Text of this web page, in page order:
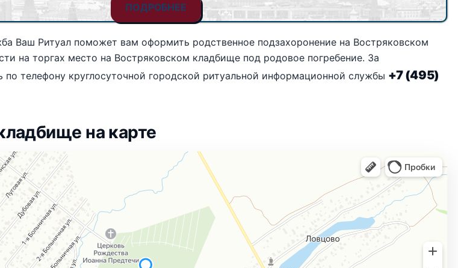
ПОДРОБНЕЕ
Ваш Ритуал поможет вам оформить родственное подзахоронение на Востряковском
на торгах место на Востряковском кладбище под родовое погребение. За
по телефону круглосуточной городской ритуальной информационной службы +7 (495)
на карте